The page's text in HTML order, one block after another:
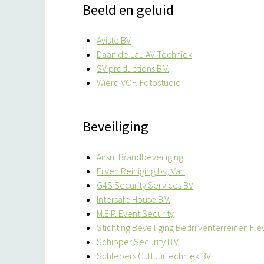
Beeld en geluid
Aviste BV
Daan de Lau AV Techniek
SV productions B.V.
Wierd VOF, Fotostudio
Beveiliging
Ansul Brandbeveiliging
Erven Reiniging bv, Van
G4S Security Services BV
Intersafe House B.V.
M.E.P. Event Security
Stichting Beveiliging Bedrijventerreinen
Schipper Security B.V.
Schlepers Cultuurtechniek BV.